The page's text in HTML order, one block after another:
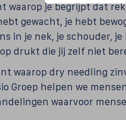
waarop je begrijpt dat
gewacht, je hebt
in je nek, je schouder,
drukt die jij zelf niet
waarop dry needling
Groep helpen we
waarvoor